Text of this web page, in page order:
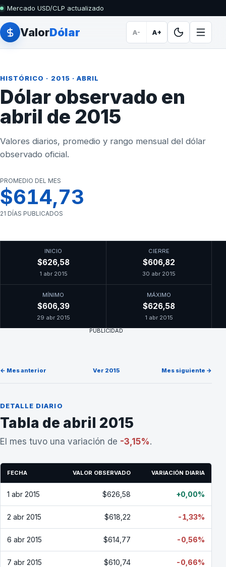
Mercado USD/CLP actualizado
ValorDólar A- A+
HISTÓRICO · 2015 · ABRIL
Dólar observado en
abril de 2015
Valores diarios, promedio y rango mensual del dólar
observado oficial.
PROMEDIO DEL MES
$614,73
21 DÍAS PUBLICADOS
INICIO
$626,58
1 abr 2015
CIERRE
$606,82
30 abr 2015
MÍNIMO
$606,39
29 abr 2015
MÁXIMO
$626,58
1 abr 2015
PUBLICIDAD
← Mes anterior Ver 2015 Mes siguiente →
DETALLE DIARIO
Tabla de abril 2015
El mes tuvo una variación de -3,15%.
FECHA VALOR OBSERVADO VARIACIÓN DIARIA
1 abr 2015 $626,58 +0,00%
2 abr 2015 $618,22 -1,33%
6 abr 2015 $614,77 -0,56%
7 abr 2015 $610,74 -0,66%